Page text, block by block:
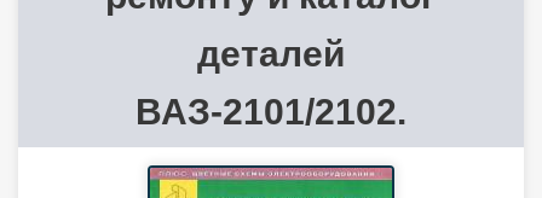
деталей
ВАЗ-2101/2102.